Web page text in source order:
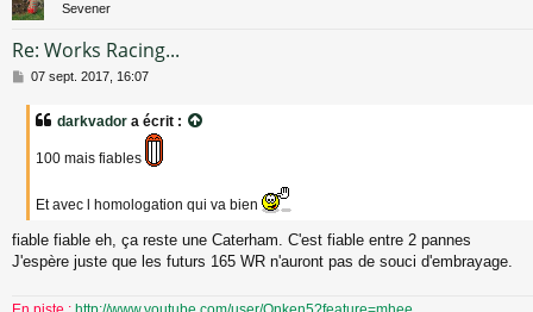
Sevener
Re: Works Racing...
M
07 sept. 2017, 16:07
darkvador a écrit :
100 mais fiables
Et avec l homologation qui va bien
fiable fiable eh, ça reste une Caterham. C'est fiable entre 2 pannes
J'espère juste que les futurs 165 WR n'auront pas de souci d'embrayage.